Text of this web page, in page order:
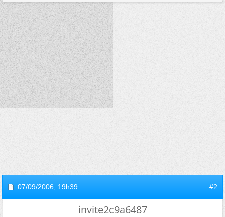
07/09/2006, 19h39 #2
invite2c9a6487